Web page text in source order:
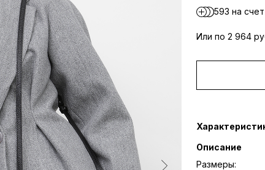
593 на счет
Или по 2 964
Описание
Размеры: